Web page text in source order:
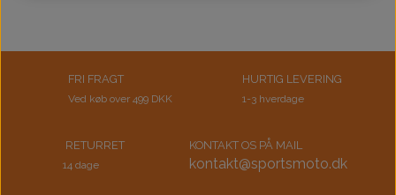
FRI FRAGT
Ved køb over 499 DKK
HURTIG LEVERING
1-3 hverdage
RETURRET
14 dage
KONTAKT OS PÅ MAIL
kontakt@sportsmoto.dk